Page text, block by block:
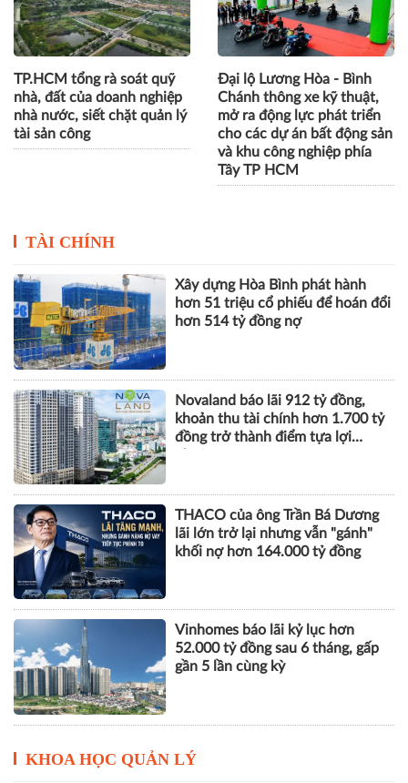
khi mở rộng đối tượng
được mua
nhượng thầu tại Gói thầu
5.10 sân bay Long Thành
nhà nước, siết chặt quản lý
và khu công nghiệp phía
Tây TP HCM
TÀI CHÍNH
Xây dựng Hòa Bình phát hành
hơn 51 triệu cổ phiếu để hoán đổi
hơn 514 tỷ đồng nợ
Novaland báo lãi 912 tỷ đồng,
khoản thu tài chính hơn 1.700 tỷ
đồng trở thành điểm tựa lợi
THACO của ông Trần Bá Dương
lãi lớn trở lại nhưng vẫn "gánh"
khối nợ hơn 164.000 tỷ đồng
Vinhomes báo lãi kỷ lục hơn